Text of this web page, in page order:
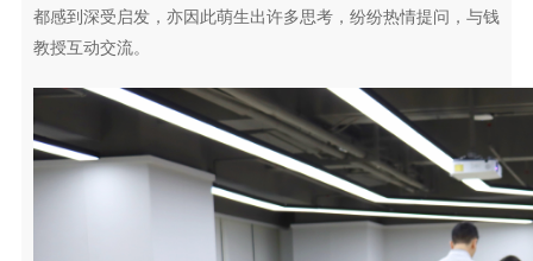
都感到深受启发，亦因此萌生出许多思考，纷纷热情提问，与钱
教授互动交流。